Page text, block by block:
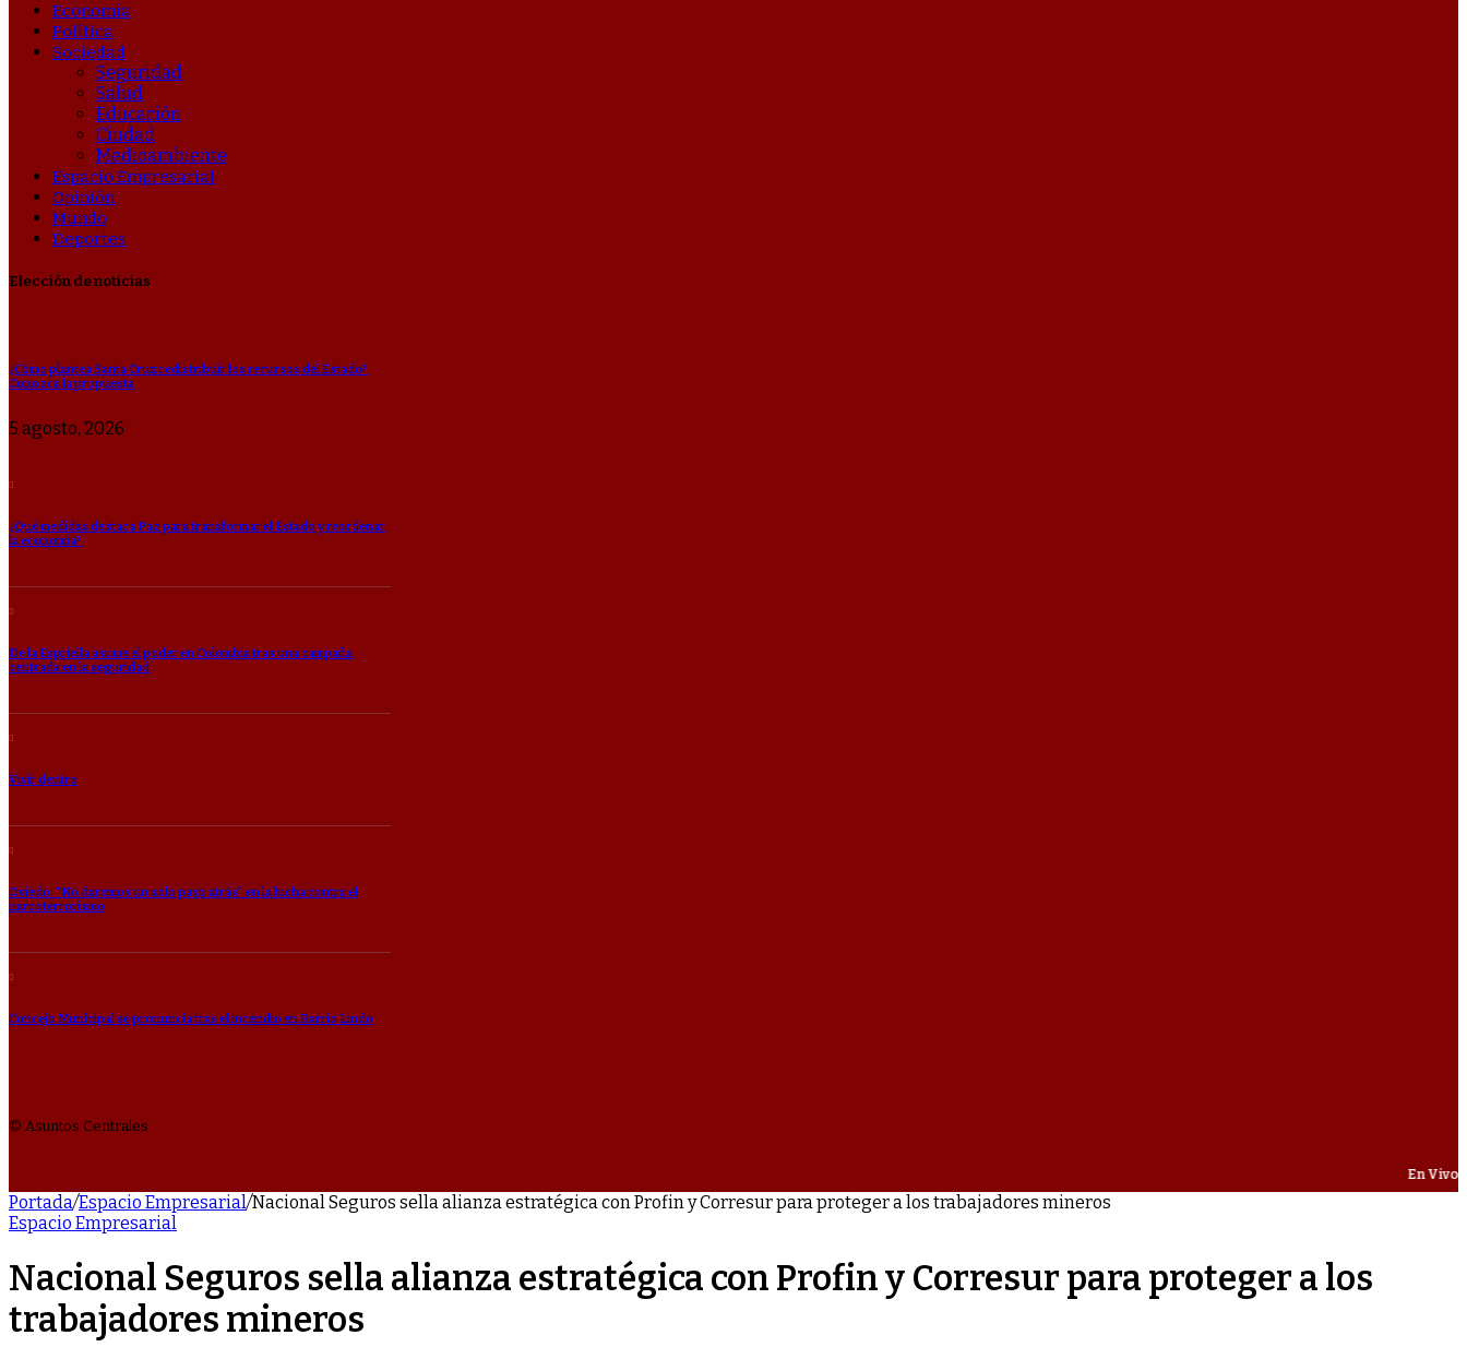
Economía
Política
Sociedad
Seguridad
Salud
Educación
Ciudad
Medioambiente
Espacio Empresarial
Opinión
Mundo
Deportes
Elección de noticias
¿Cómo plantea Santa Cruz redistribuir los recursos del Estado?
Conozca la propuesta
5 agosto, 2026
¿Qué medidas destaca Paz para transformar el Estado y reordenar
la economía?
De la Espriella asume el poder en Colombia tras una campaña
centrada en la seguridad
Vivir dentro
Oviedo: “No daremos un solo paso atrás” en la lucha contra el
narcoterrorismo
Concejo Municipal se pronuncia tras el incendio en Barrio Lindo
© Asuntos Centrales
En Vivo
Portada/Espacio Empresarial/Nacional Seguros sella alianza estratégica con Profin y Corresur para proteger a los trabajadores mineros
Espacio Empresarial
Nacional Seguros sella alianza estratégica con Profin y Corresur para proteger a los
trabajadores mineros